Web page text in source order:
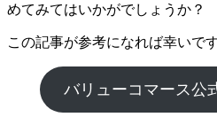
めてみてはいかがでしょうか？
この記事が参考になれば幸いです
バリューコマース公